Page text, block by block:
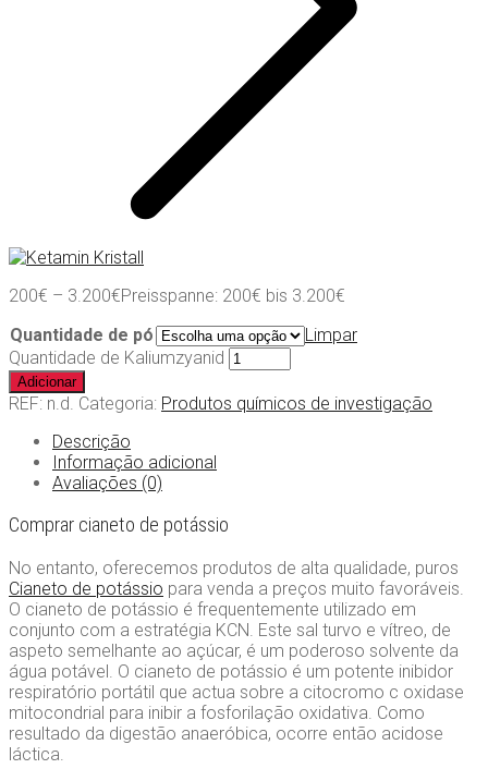
200€ – 3.200€Preisspanne: 200€ bis 3.200€
Quantidade de pó
Limpar
Quantidade de Kaliumzyanid
Adicionar
REF: n.d. Categoria: Produtos químicos de investigação
Descrição
Informação adicional
Avaliações (0)
Comprar cianeto de potássio
No entanto, oferecemos produtos de alta qualidade, puros
Cianeto de potássio para venda a preços muito favoráveis.
O cianeto de potássio é frequentemente utilizado em
conjunto com a estratégia KCN. Este sal turvo e vítreo, de
aspeto semelhante ao açúcar, é um poderoso solvente da
água potável. O cianeto de potássio é um potente inibidor
respiratório portátil que actua sobre a citocromo c oxidase
mitocondrial para inibir a fosforilação oxidativa. Como
resultado da digestão anaeróbica, ocorre então acidose
láctica.